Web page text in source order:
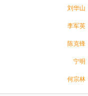
刘华山
李军英
陈克锋
宁明
何宗林